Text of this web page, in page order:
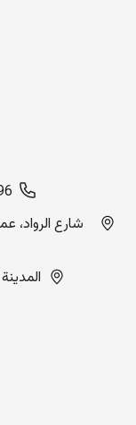
المدينة الإيطالية